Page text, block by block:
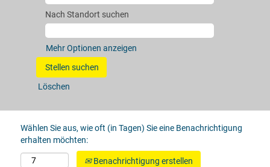
Nach Standort suchen
Mehr Optionen anzeigen
Löschen
Wählen Sie aus, wie oft (in Tagen) Sie eine Benachrichtigung
erhalten möchten:
Benachrichtigung erstellen